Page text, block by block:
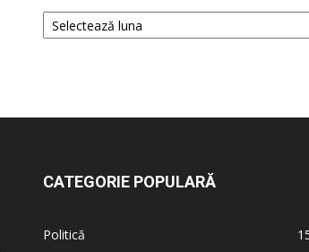
CATEGORIE POPULARĂ
Politică